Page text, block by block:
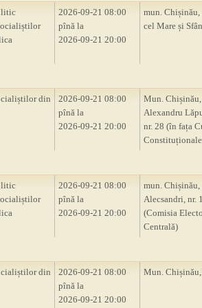
2026-09-21 08:00
pînă la
2026-09-21 20:00
mun. Chișinău,
cel Mare și
din
2026-09-21 08:00
pînă la
2026-09-21 20:00
Mun. Chișinău,
Alexandru
nr. 28 (în fața
2026-09-21 08:00
pînă la
2026-09-21 20:00
mun. Chișinău,
Alecsandri, nr.
(Comisia
Centrală)
din
2026-09-21 08:00
pînă la
2026-09-21 20:00
Mun.